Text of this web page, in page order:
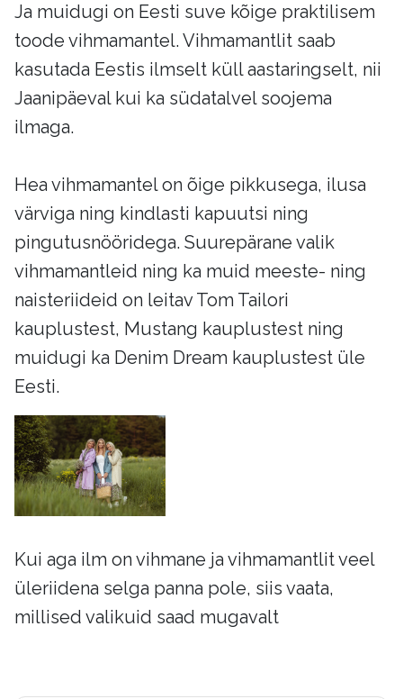
Ja muidugi on Eesti suve kõige praktilisem
toode vihmamantel. Vihmamantlit saab
kasutada Eestis ilmselt küll aastaringselt, nii
Jaanipäeval kui ka südatalvel soojema
ilmaga.
Hea vihmamantel on õige pikkusega, ilusa
värviga ning kindlasti kapuutsi ning
pingutusnööridega. Suurepärane valik
vihmamantleid ning ka muid meeste- ning
naisteriideid on leitav Tom Tailori
kauplustest, Mustang kauplustest ning
muidugi ka Denim Dream kauplustest üle
Eesti.
Kui aga ilm on vihmane ja vihmamantlit veel
üleriidena selga panna pole, siis vaata,
millised valikuid saad mugavalt